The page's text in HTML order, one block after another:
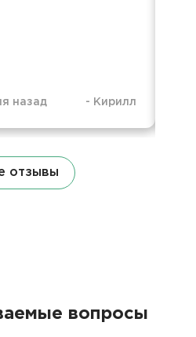
назад - Кирилл
отзывы
вопросы